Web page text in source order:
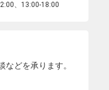
、13:00-18:00
などを承ります。